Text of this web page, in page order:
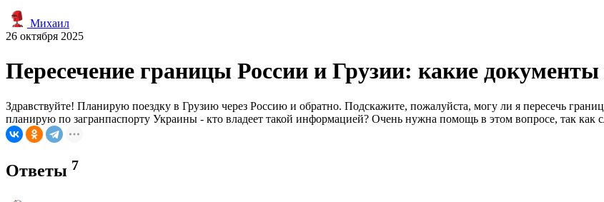
Михаил
26 октября 2025
Пересечение границы России и Грузии: какие
Здравствуйте! Планирую поездку в Грузию через Россию и обратно. Подскажите, пожалуйста, могу ли я пересечь
планирую по загранпаспорту Украины - кто владеет такой информацией? Очень нужна помощь в этом вопросе, так как
Ответы 7